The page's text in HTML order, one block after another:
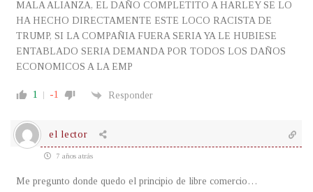
MALA ALIANZA, EL DAÑO COMPLETITO A HARLEY SE LO
HA HECHO DIRECTAMENTE ESTE LOCO RACISTA DE
TRUMP, SI LA COMPAÑIA FUERA SERIA YA LE HUBIESE
ENTABLADO SERIA DEMANDA POR TODOS LOS DAÑOS
ECONOMICOS A LA EMP
1 -1 Responder
el lector
7 años atrás
Me pregunto donde quedo el principio de libre comercio…